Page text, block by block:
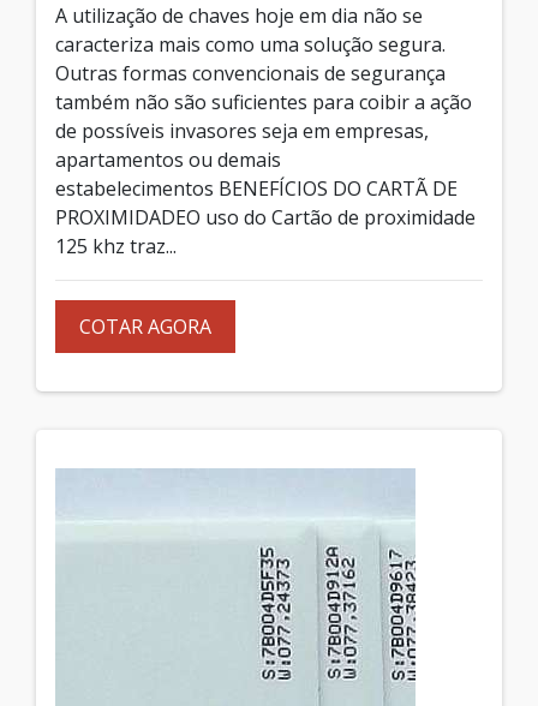
A utilização de chaves hoje em dia não se
caracteriza mais como uma solução segura.
Outras formas convencionais de segurança
também não são suficientes para coibir a ação
de possíveis invasores seja em empresas,
apartamentos ou demais
estabelecimentos BENEFÍCIOS DO CARTÃ DE
PROXIMIDADEO uso do Cartão de proximidade
125 khz traz...
COTAR AGORA